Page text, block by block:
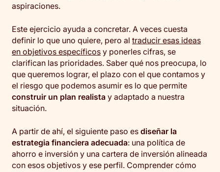
aspiraciones.
Este ejercicio ayuda a concretar. A veces cuesta
definir lo que uno quiere, pero al traducir esas ideas
en objetivos específicos y ponerles cifras, se
clarifican las prioridades. Saber qué nos preocupa, lo
que queremos lograr, el plazo con el que contamos y
el riesgo que podemos asumir es lo que permite
construir un plan realista y adaptado a nuestra
situación.
A partir de ahí, el siguiente paso es diseñar la
estrategia financiera adecuada: una política de
ahorro e inversión y una cartera de inversión alineada
con esos objetivos y ese perfil. Comprender cómo